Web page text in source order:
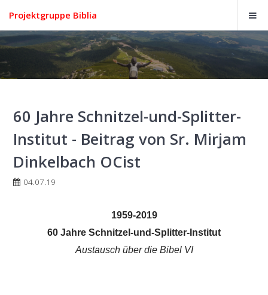
60 Jahre Schnitzel-und-Splitter-
Institut - Beitrag von Sr. Mirjam
Dinkelbach OCist
04.07.19
1959-2019
60 Jahre Schnitzel-und-Splitter-Institut
Austausch über die Bibel VI
Projektgruppe Biblia